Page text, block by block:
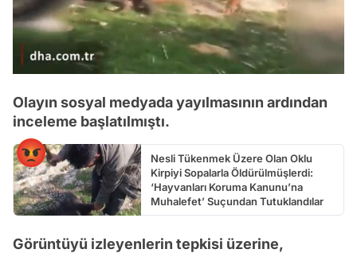
/
Olayın sosyal medyada yayılmasının ardından
inceleme başlatılmıştı.
Nesli Tükenmek Üzere Olan Oklu
Kirpiyi Sopalarla Öldürülmüşlerdi:
‘Hayvanları Koruma Kanunu’na
Muhalefet’ Suçundan Tutuklandılar
Görüntüyü izleyenlerin tepkisi üzerine,